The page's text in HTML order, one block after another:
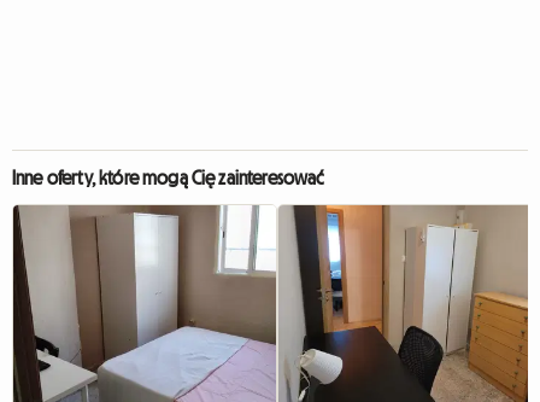
Inne oferty, które mogą Cię zainteresować